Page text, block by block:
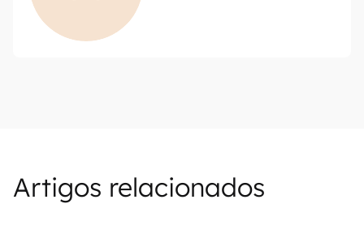
Artigos relacionados